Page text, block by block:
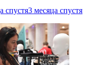
спустя3 месяца спустя